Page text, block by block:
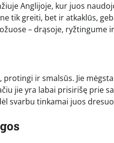
Anglijoje, kur juos
tik greiti, bet ir atkaklūs,
– drąsoje, ryžtingume
ir smalsūs. Jie
jie yra labai prisirišę prie
svarbu tinkamai juos